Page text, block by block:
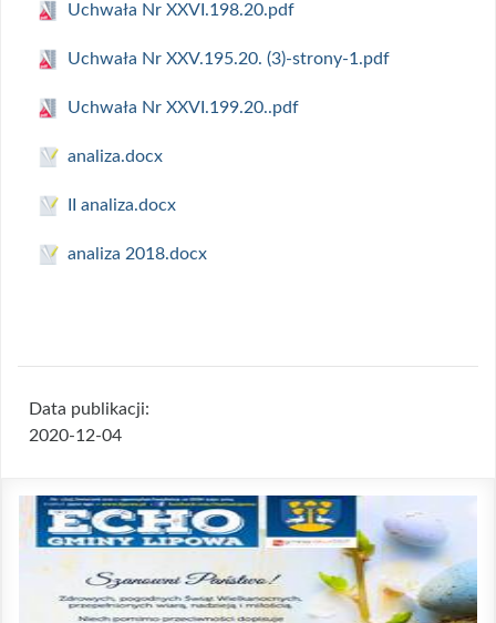
Uchwała Nr XXVI.198.20.pdf
Uchwała Nr XXV.195.20. (3)-strony-1.pdf
Uchwała Nr XXVI.199.20..pdf
analiza.docx
II analiza.docx
analiza 2018.docx
Data publikacji:
2020-12-04